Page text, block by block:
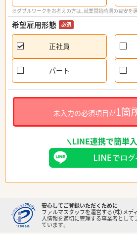
※ダブルワークをお考えの方は、就業開始時期の目安を
希望雇用形態 必須
正社員
パート
未入力の必須項目が1箇
LINE連携で簡単入
安心してご登録いただくために
ファルマスタッフを運営する（株）メ
人情報を適切に管理する事業者とし
ています。